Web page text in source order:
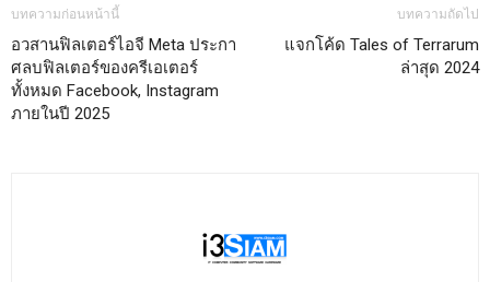
บทความก่อนหน้านี้
อวสานฟิลเตอร์ไอจี Meta ประกา
ศลบฟิลเตอร์ของครีเอเตอร์
ทั้งหมด Facebook, Instagram
ภายในปี 2025
บทความถัดไป
แจกโค้ด Tales of Terrarum
ล่าสุด 2024